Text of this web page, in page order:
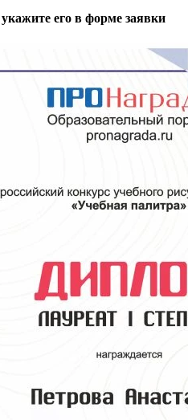
его в форме заявки